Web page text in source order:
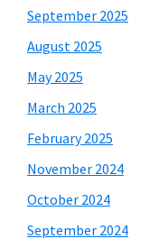
September 2025
August 2025
May 2025
March 2025
February 2025
November 2024
October 2024
September 2024